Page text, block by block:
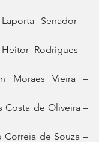
Senador –
Heitor Rodrigues –
Moraes Vieira –
Costa de Oliveira –
Correia de Souza –